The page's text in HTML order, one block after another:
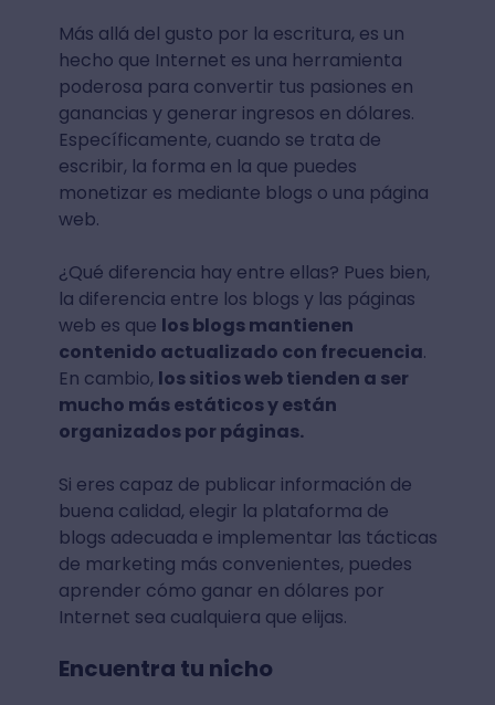
Más allá del gusto por la escritura, es un
hecho que Internet es una herramienta
poderosa para convertir tus pasiones en
ganancias y generar ingresos en dólares.
Específicamente, cuando se trata de
escribir, la forma en la que puedes
monetizar es mediante blogs o una página
web.
¿Qué diferencia hay entre ellas? Pues bien,
la diferencia entre los blogs y las páginas
web es que los blogs mantienen
contenido actualizado con frecuencia.
En cambio, los sitios web tienden a ser
mucho más estáticos y están
organizados por páginas.
Si eres capaz de publicar información de
buena calidad, elegir la plataforma de
blogs adecuada e implementar las tácticas
de marketing más convenientes, puedes
aprender cómo ganar en dólares por
Internet sea cualquiera que elijas.
Encuentra tu nicho